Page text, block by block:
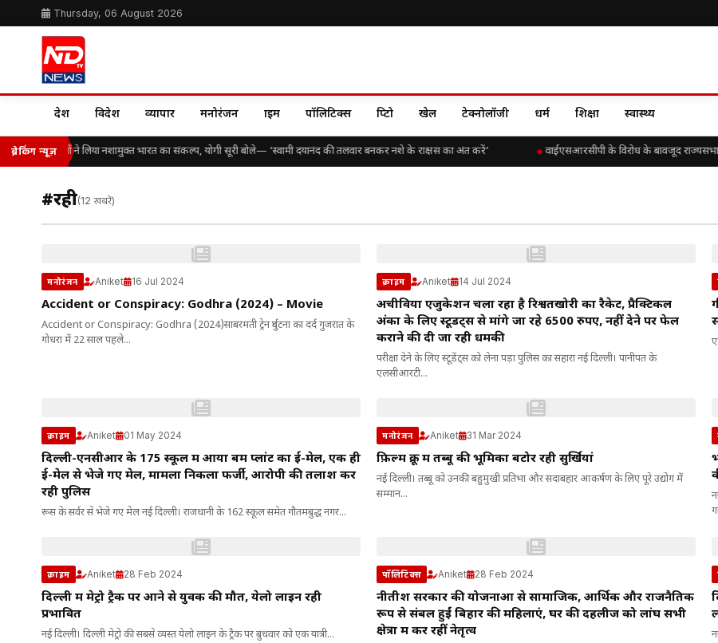
Thursday, 06 August 2026
देश विदेश व्यापार मनोरंजन क्राइम पॉलिटिक्स क्रिप्टो खेल टेक्नोलॉजी धर्म शिक्षा स्वास्थ्य
ब्रेकिंग न्यूज़
सैकड़ों विद्यार्थियों ने लिया नशामुक्त भारत का संकल्प, योगी सूरी बोले— ‘स्वामी दयानंद की तलवार बनकर नशे के राक्षस का अंत करें’ वाईएसआरसीपी के विरोध के बावजूद राज्यसभा
#रही(12 खबरें)
मनोरंजन Aniket 16 Jul 2024
Accident or Conspiracy: Godhra (2024) – Movie
Accident or Conspiracy: Godhra (2024)साबरमती ट्रेन दुर्घटना का दर्द गुजरात के
गोधरा में 22 साल पहले...
क्राइम Aniket 14 Jul 2024
अचीविया एजुकेशन चला रहा है रिश्वतखोरी का रैकेट, प्रैक्टिकल
अंकों के लिए स्टूडेंट्स से मांगे जा रहे 6500 रुपए, नहीं देने पर फेल
कराने की दी जा रही धमकी
परीक्षा देने के लिए स्टूडेंट्स को लेना पड़ा पुलिस का सहारा नई दिल्ली। पानीपत के
एलसीआरटी...
क्राइम Aniket 01 May 2024
दिल्ली-एनसीआर के 175 स्कूल में आया बम प्लांट का ई-मेल, एक ही
ई-मेल से भेजे गए मेल, मामला निकला फर्जी, आरोपी की तलाश कर
रही पुलिस
रूस के सर्वर से भेजे गए मेल नई दिल्ली। राजधानी के 162 स्कूल समेत गौतमबुद्ध नगर...
मनोरंजन Aniket 31 Mar 2024
फ़िल्म क्रू में तब्बू की भूमिका बटोर रही सुर्खियां
नई दिल्ली। तब्बू को उनकी बहुमुखी प्रतिभा और सदाबहार आकर्षण के लिए पूरे उद्योग में
सम्मान...
क्राइम Aniket 28 Feb 2024
दिल्ली में मेट्रो ट्रैक पर आने से युवक की मौत, येलो लाइन रही
प्रभावित
नई दिल्ली। दिल्ली मेट्रो की सबसे व्यस्त येलो लाइन के ट्रैक पर बुधवार को एक यात्री...
पॉलिटिक्स Aniket 28 Feb 2024
नीतीश सरकार की योजनाओं से सामाजिक, आर्थिक और राजनैतिक
रूप से संबल हुईं बिहार की महिलाएं, घर की दहलीज को लांघ सभी
क्षेत्रों में कर रहीं नेतृत्व